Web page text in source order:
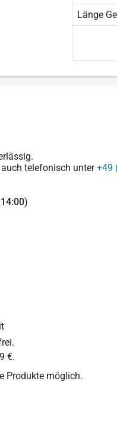
Länge
telefonisch unter+49
14:00)
€.
Produkte möglich.